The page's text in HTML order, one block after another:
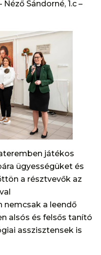
Sándorné, 1.c –
játékos
ügyességüket és
a résztvevők az
nemcsak a leendő
alsós és felsős tanító
asszisztensek is